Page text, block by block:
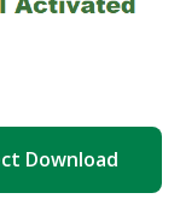
Download